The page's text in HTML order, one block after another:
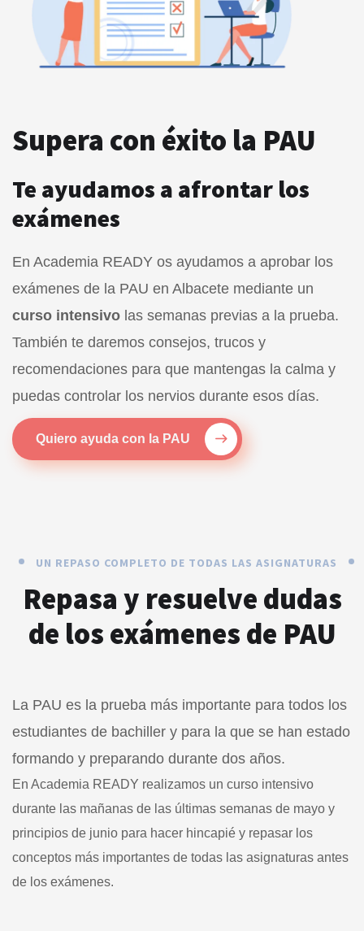
Supera con éxito la PAU
Te ayudamos a afrontar los
exámenes
En Academia READY os ayudamos a aprobar los
exámenes de la PAU en Albacete mediante un
curso intensivo las semanas previas a la prueba.
También te daremos consejos, trucos y
recomendaciones para que mantengas la calma y
puedas controlar los nervios durante esos días.
Quiero ayuda con la PAU
UN REPASO COMPLETO DE TODAS LAS ASIGNATURAS
Repasa y resuelve dudas
de los exámenes de PAU
La PAU es la prueba más importante para todos los
estudiantes de bachiller y para la que se han estado
formando y preparando durante dos años.
En Academia READY realizamos un curso intensivo
durante las mañanas de las últimas semanas de mayo y
principios de junio para hacer hincapié y repasar los
conceptos más importantes de todas las asignaturas antes
de los exámenes.